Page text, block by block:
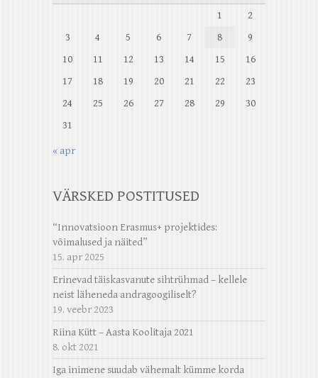
1
2
3
4 5 6 7 8
9
10
11 12 13 14 15
16
17
18 19 20 21 22
23
24
25 26 27 28 29
30
31
« apr
VÄRSKED POSTITUSED
“Innovatsioon Erasmus+ projektides:
võimalused ja näited”
15. apr 2025
Erinevad täiskasvanute sihtrühmad – kellele
neist läheneda andragoogiliselt?
19. veebr 2023
Riina Kütt – Aasta Koolitaja 2021
8. okt 2021
Iga inimene suudab vähemalt kümme korda